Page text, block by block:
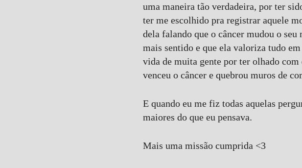
uma maneira tão verdadeira, por ter
ter me escolhido pra registrar aquele
dela falando que o câncer mudou o
mais sentido e que ela valoriza tudo
vida de muita gente por ter olhado
venceu o câncer e quebrou muros de
E quando eu me fiz todas aquelas
maiores do que eu pensava.
Mais uma missão cumprida <3